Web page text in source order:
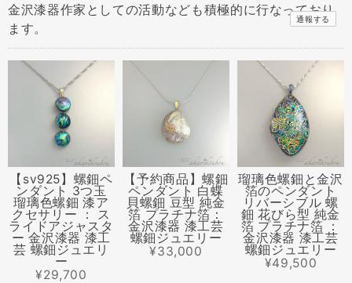
金沢漆器作家としての活動なども積極的に行なっており
ます。
通報する
【sv925】螺鈿ペ
ンダント 3つ玉
瑠璃色螺鈿 漆ア
クセサリー ： ス
ライドアジャスタ
ー 金沢漆器 漆工
芸 螺鈿ジュエリ
ー
¥29,700
【予約商品】螺鈿
ペンダント 白蝶
貝螺鈿 豆型 純金
箔 プラチナ箔：
金沢漆器 漆工芸
螺鈿ジュエリー
¥33,000
瑠璃色螺鈿と金沢
箔のペンダント
リバーシブル 螺
鈿 花びら型 純金
箔 プラチナ箔 ：
金沢漆器 漆工芸
螺鈿ジュエリー
¥49,500